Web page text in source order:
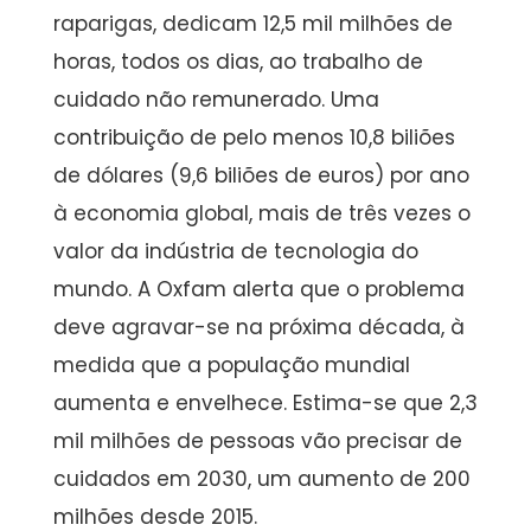
raparigas, dedicam 12,5 mil milhões de
horas, todos os dias, ao trabalho de
cuidado não remunerado. Uma
contribuição de pelo menos 10,8 biliões
de dólares (9,6 biliões de euros) por ano
à economia global, mais de três vezes o
valor da indústria de tecnologia do
mundo. A Oxfam alerta que o problema
deve agravar-se na próxima década, à
medida que a população mundial
aumenta e envelhece. Estima-se que 2,3
mil milhões de pessoas vão precisar de
cuidados em 2030, um aumento de 200
milhões desde 2015.